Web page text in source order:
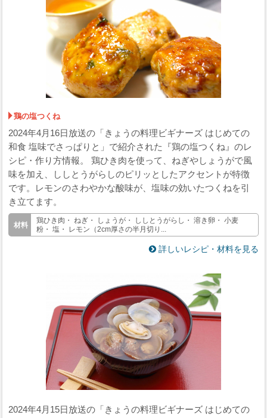
鶏の塩つくね
2024年4月16日放送の「きょうの料理ビギナーズ はじめての
和食 塩味でさっぱりと」で紹介された『鶏の塩つくね』のレ
シピ・作り方情報。 鶏ひき肉を使って、ねぎやしょうがで風
味を加え、ししとうがらしのピリッとしたアクセントが特徴
です。レモンのさわやかな酸味が、塩味の効いたつくねを引
き立てます。
鶏ひき肉・ ねぎ・ しょうが・ ししとうがらし・ 溶き卵・ 小麦
粉・ 塩・ レモン（2cm厚さの半月切り...
詳しいレシピ・材料を見る
2024年4月15日放送の「きょうの料理ビギナーズ はじめての